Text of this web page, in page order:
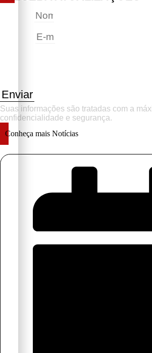
Enviar
Suas informações são tratadas com a
confidencialidade e segurança.
Conheça mais Notícias